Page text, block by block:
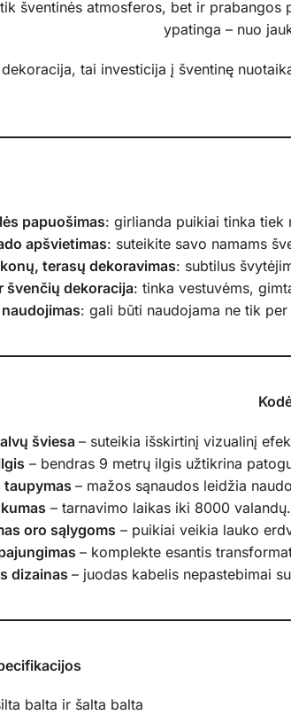
šventinės atmosferos, bet ir prabangos
ypatinga – nuo
tai investicija į šventinę
papuošimas: girlianda puikiai tinka tiek
apšvietimas: suteikite savo namams
terasų dekoravimas: subtilus
švenčių dekoracija: tinka vestuvėms,
: gali būti naudojama ne tik
šviesa – suteikia išskirtinį vizualinį
– bendras 9 metrų ilgis užtikrina
taupymas – mažos sąnaudos leidžia
– tarnavimo laikas iki 8000 valandų.
oro sąlygoms – puikiai veikia lauko
– komplekte esantis
dizainas – juodas kabelis nepastebimai
balta ir šalta balta